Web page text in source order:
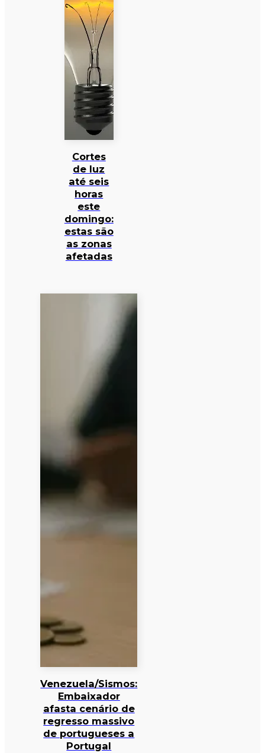
Cortes
de luz
até seis
horas
este
domingo:
estas são
as zonas
afetadas
Venezuela/Sismos:
Embaixador
afasta cenário de
regresso massivo
de portugueses a
Portugal